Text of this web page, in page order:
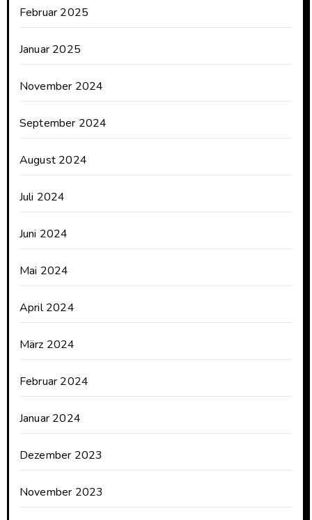
Februar 2025
Januar 2025
November 2024
September 2024
August 2024
Juli 2024
Juni 2024
Mai 2024
April 2024
März 2024
Februar 2024
Januar 2024
Dezember 2023
November 2023